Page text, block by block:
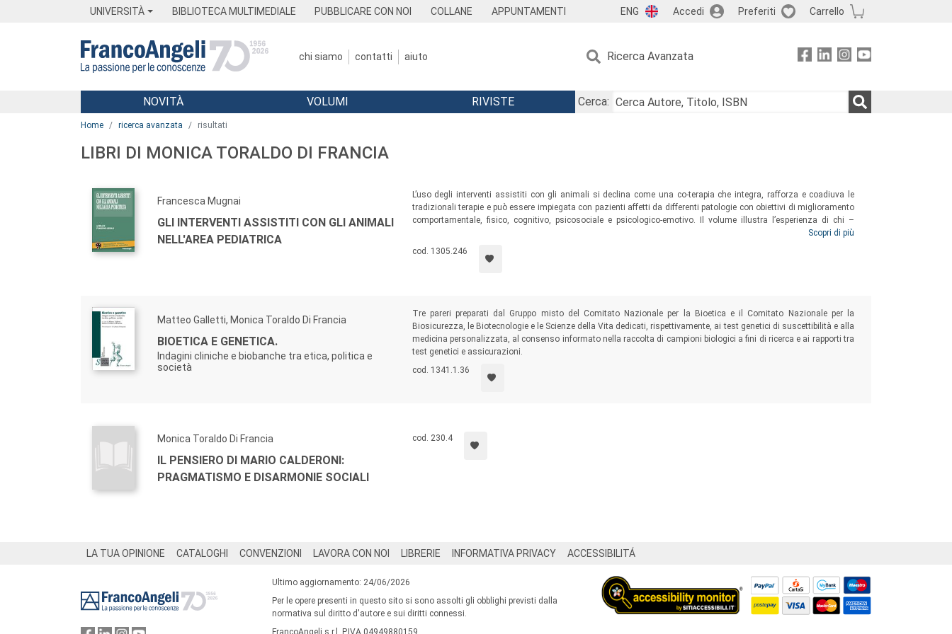
UNIVERSITÀ BIBLIOTECA MULTIMEDIALE PUBBLICARE CON NOI COLLANE APPUNTAMENTI ENG Accedi Preferiti Carrello
chi siamo contatti aiuto Ricerca Avanzata
Menu
NOVITÀ VOLUMI RIVISTE
Cerca:
Home ricerca avanzata risultati
LIBRI DI MONICA TORALDO DI FRANCIA
Francesca Mugnai
GLI INTERVENTI ASSISTITI CON GLI ANIMALI
NELL'AREA PEDIATRICA
L’uso degli interventi assistiti con gli animali si declina come una co-terapia che integra, rafforza e coadiuva le
tradizionali terapie e può essere impiegata con pazienti affetti da differenti patologie con obiettivi di miglioramento
comportamentale, fisico, cognitivo, psicosociale e psicologico-emotivo. Il volume illustra l’esperienza di chi –
– da vent’anni lavora in questo campo e sottolinea l’importanza della presenza della pet
therapy in un ospedale pediatrico.
Scopri di più
cod. 1305.246
Matteo Galletti, Monica Toraldo Di Francia
BIOETICA E GENETICA.
Indagini cliniche e biobanche tra etica, politica e
società
Tre pareri preparati dal Gruppo misto del Comitato Nazionale per la Bioetica e il Comitato Nazionale per la
Biosicurezza, le Biotecnologie e le Scienze della Vita dedicati, rispettivamente, ai test genetici di suscettibilità e alla
medicina personalizzata, al consenso informato nella raccolta di campioni biologici a fini di ricerca e ai rapporti tra
test genetici e assicurazioni.
cod. 1341.1.36
Monica Toraldo Di Francia
IL PENSIERO DI MARIO CALDERONI:
PRAGMATISMO E DISARMONIE SOCIALI
cod. 230.4
LA TUA OPINIONE CATALOGHI CONVENZIONI LAVORA CON NOI LIBRERIE INFORMATIVA PRIVACY ACCESSIBILITÁ
Ultimo aggiornamento: 24/06/2026
Per le opere presenti in questo sito si sono assolti gli obblighi previsti dalla
normativa sul diritto d'autore e sui diritti connessi.
FrancoAngeli s.r.l. P.IVA 04949880159